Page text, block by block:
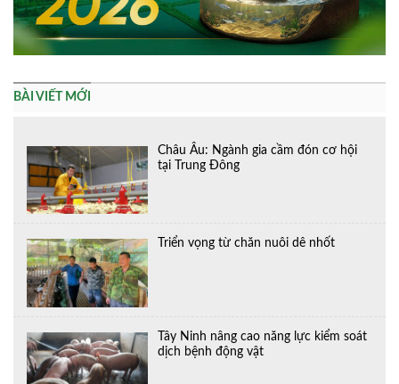
BÀI VIẾT MỚI
Châu Âu: Ngành gia cầm đón cơ hội
tại Trung Đông
Triển vọng từ chăn nuôi dê nhốt
Tây Ninh nâng cao năng lực kiểm soát
dịch bệnh động vật